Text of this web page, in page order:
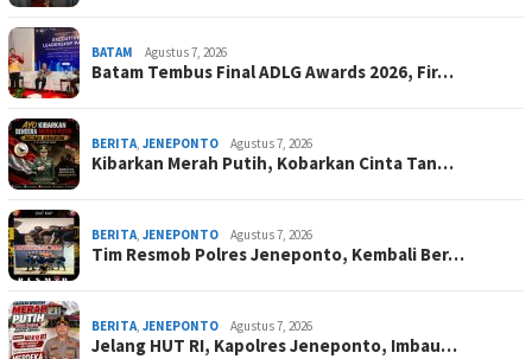
BATAM Agustus 7, 2026
Batam Tembus Final ADLG Awards 2026, Fir…
BERITA, JENEPONTO Agustus 7, 2026
Kibarkan Merah Putih, Kobarkan Cinta Tan…
BERITA, JENEPONTO Agustus 7, 2026
Tim Resmob Polres Jeneponto, Kembali Ber…
BERITA, JENEPONTO Agustus 7, 2026
Jelang HUT RI, Kapolres Jeneponto, Imbau…